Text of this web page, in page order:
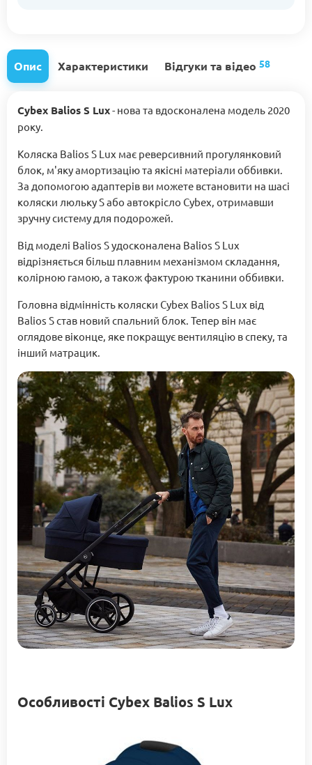
Опис Характеристики Відгуки та відео 58
Сybex Balios S Lux- нова та вдосконалена модель 2020
року.
Коляска Balios S Lux має реверсивний прогулянковий
блок, м'яку амортизацію та якісні матеріали оббивки.
За допомогою адаптерів ви можете встановити на шасі
коляски люльку S або автокрісло Cybex, отримавши
зручну систему для подорожей.
Від моделі Balios S удосконалена Balios S Lux
відрізняється більш плавним механізмом складання,
колірною гамою, а також фактурою тканини оббивки.
Головна відмінність коляски Cybex Balios S Lux від
Balios S став новий спальний блок. Тепер він має
оглядове віконце, яке покращує вентиляцію в спеку, та
інший матрацик.
Особливості Сybex Balios S Lux